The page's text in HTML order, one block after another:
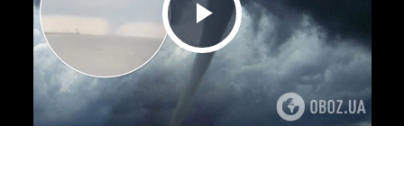
Play Video